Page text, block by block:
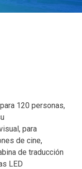
120 personas,
para
de cine,
de traducción
LED